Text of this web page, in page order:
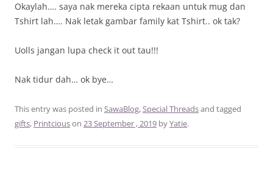
Okaylah…. saya nak mereka cipta rekaan untuk mug dan
Tshirt lah…. Nak letak gambar family kat Tshirt.. ok tak?
Uolls jangan lupa check it out tau!!!
Nak tidur dah… ok bye…
This entry was posted in SawaBlog,Special Threadsand tagged
gifts, Printciouson 23 September , 2019 byYatie.